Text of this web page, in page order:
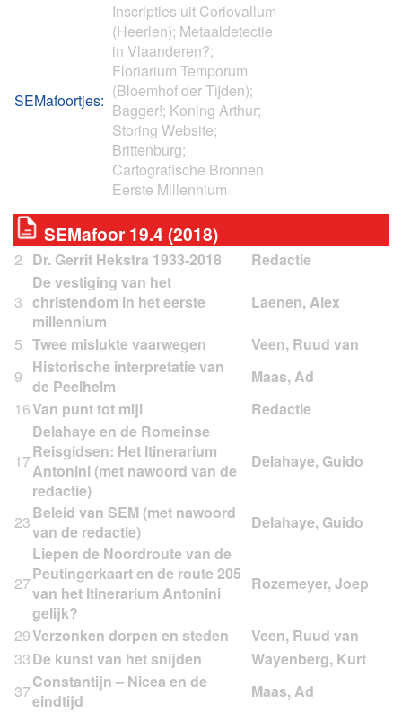
SEMafoortjes:
Inscripties uit Coriovallum
(Heerlen); Metaaldetectie
in Vlaanderen?;
Floriarium Temporum
(Bloemhof der Tijden);
Bagger!; Koning Arthur;
Storing Website;
Brittenburg;
Cartografische Bronnen
Eerste Millennium
SEMafoor 19.4 (2018)
2 Dr. Gerrit Hekstra 1933-2018
3
De vestiging van het
christendom in het eerste
millennium
5 Twee mislukte vaarwegen
9 Historische interpretatie van
de Peelhelm
16Van punt tot mijl
17
Delahaye en de Romeinse
Reisgidsen: Het Itinerarium
Antonini (met nawoord van de
redactie)
23Beleid van SEM (met nawoord
van de redactie)
27
Liepen de Noordroute van de
Peutingerkaart en de route 205
van het Itinerarium Antonini
gelijk?
29Verzonken dorpen en steden
33De kunst van het snijden
37Constantijn – Nicea en de
eindtijd